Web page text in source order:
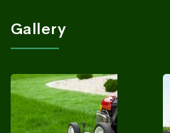
Gallery